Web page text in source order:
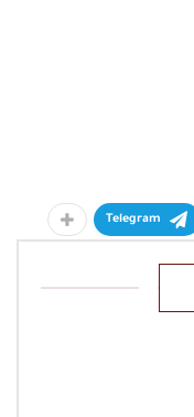
Telegram